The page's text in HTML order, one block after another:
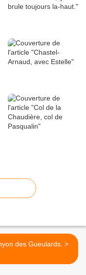
Canyon des Gueulards. >